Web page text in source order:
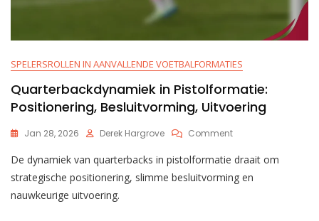
SPELERSROLLEN IN AANVALLENDE VOETBALFORMATIES
Quarterbackdynamiek in Pistolformatie:
Positionering, Besluitvorming, Uitvoering
Jan 28, 2026 Derek Hargrove CommentOn
In
Pistolformatie:
Positionering,
De dynamiek van quarterbacks in pistolformatie draait om
strategische positionering, slimme besluitvorming en
nauwkeurige uitvoering.